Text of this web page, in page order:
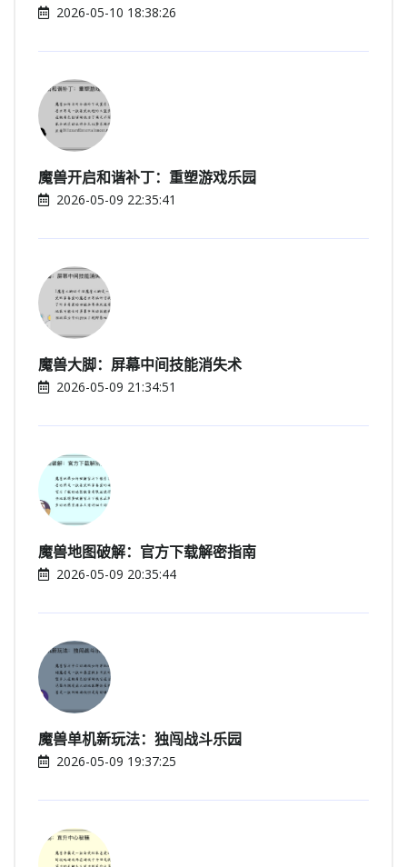
2026-05-10 18:38:26
魔兽开启和谐补丁：重塑游戏乐园
2026-05-09 22:35:41
魔兽大脚：屏幕中间技能消失术
2026-05-09 21:34:51
魔兽地图破解：官方下载解密指南
2026-05-09 20:35:44
魔兽单机新玩法：独闯战斗乐园
2026-05-09 19:37:25